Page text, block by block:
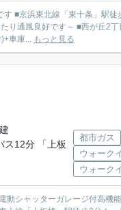
16分
含)+車庫... もっと見る
ス12分 「上板
都市ガス
ウォーク
ウォーク
動シャッターガレージ付高